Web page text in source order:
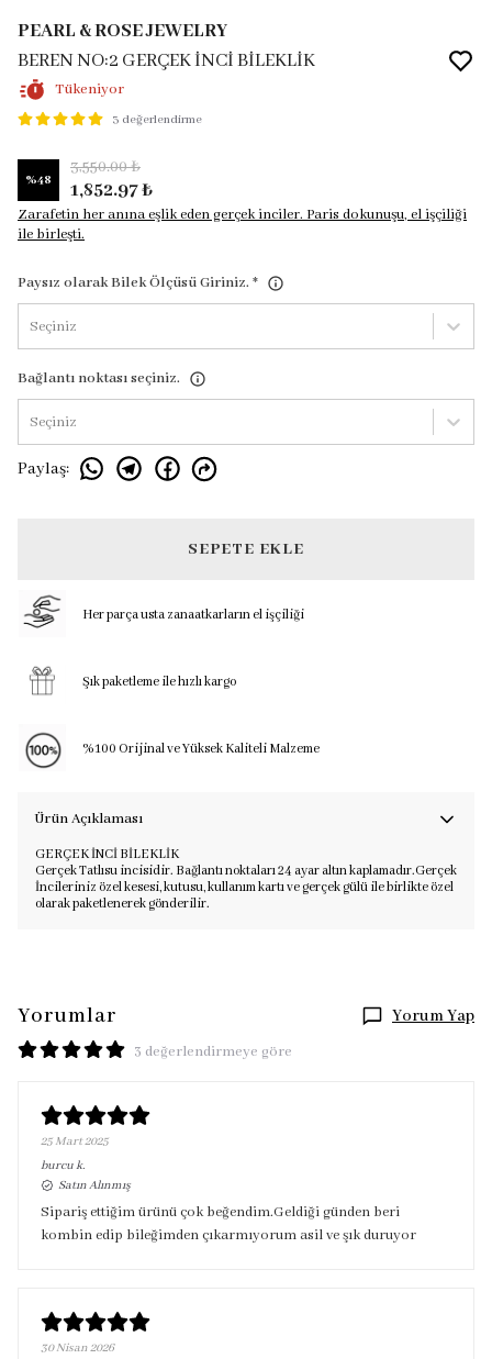
PEARL & ROSE JEWELRY
BEREN NO:2 GERÇEK İNCİ BİLEKLİK
Tükeniyor
3 değerlendirme
%48
3,550.00 ₺
1,852.97 ₺
Zarafetin her anına eşlik eden gerçek inciler. Paris dokunuşu, el işçiliği
ile birleşti.
Paysız olarak Bilek Ölçüsü Giriniz. *
Seçiniz
Bağlantı noktası seçiniz.
Seçiniz
Paylaş:
SEPETE EKLE
Her parça usta zanaatkarların el işçiliği
Şık paketleme ile hızlı kargo
%100 Orijinal ve Yüksek Kaliteli Malzeme
Ürün Açıklaması
GERÇEK İNCİ BİLEKLİK
Gerçek Tatlısu incisidir. Bağlantı noktaları 24 ayar altın kaplamadır.Gerçek
İncileriniz özel kesesi, kutusu, kullanım kartı ve gerçek gülü ile birlikte özel
olarak paketlenerek gönderilir.
Yorumlar Yorum Yap
3 değerlendirmeye göre
25 Mart 2025
burcuk.
Satın Alınmış
Sipariş ettiğim ürünü çok beğendim.Geldiği günden beri
kombin edip bileğimden çıkarmıyorum asil ve şık duruyor
30 Nisan 2026